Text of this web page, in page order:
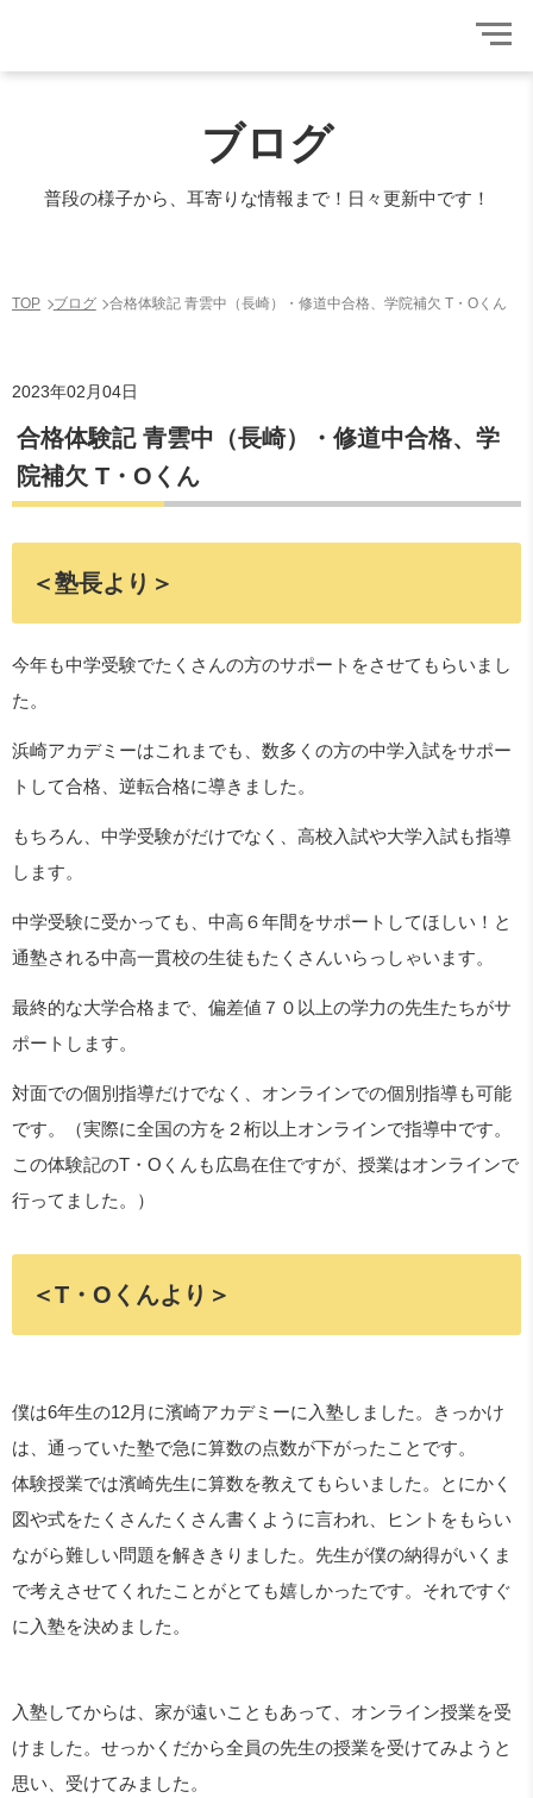
ブログ
普段の様子から、耳寄りな情報まで！日々更新中です！
TOP ブログ 合格体験記 青雲中（長崎）・修道中合格、学院補欠 T・Oくん
2023年02月04日
合格体験記 青雲中（長崎）・修道中合格、学
院補欠 T・Oくん
＜塾長より＞
今年も中学受験でたくさんの方のサポートをさせてもらいまし
た。
浜崎アカデミーはこれまでも、数多くの方の中学入試をサポー
トして合格、逆転合格に導きました。
もちろん、中学受験がだけでなく、高校入試や大学入試も指導
します。
中学受験に受かっても、中高６年間をサポートしてほしい！と
通塾される中高一貫校の生徒もたくさんいらっしゃいます。
最終的な大学合格まで、偏差値７０以上の学力の先生たちがサ
ポートします。
対面での個別指導だけでなく、オンラインでの個別指導も可能
です。（実際に全国の方を２桁以上オンラインで指導中です。
この体験記のT・Oくんも広島在住ですが、授業はオンラインで
行ってました。）
＜T・Oくんより＞
僕は6年生の12月に濱崎アカデミーに入塾しました。きっかけ
は、通っていた塾で急に算数の点数が下がったことです。
体験授業では濱崎先生に算数を教えてもらいました。とにかく
図や式をたくさんたくさん書くように言われ、ヒントをもらい
ながら難しい問題を解ききりました。先生が僕の納得がいくま
で考えさせてくれたことがとても嬉しかったです。それですぐ
に入塾を決めました。
入塾してからは、家が遠いこともあって、オンライン授業を受
けました。せっかくだから全員の先生の授業を受けてみようと
思い、受けてみました。